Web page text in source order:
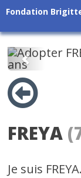
Fondation
FREYA
Je suis